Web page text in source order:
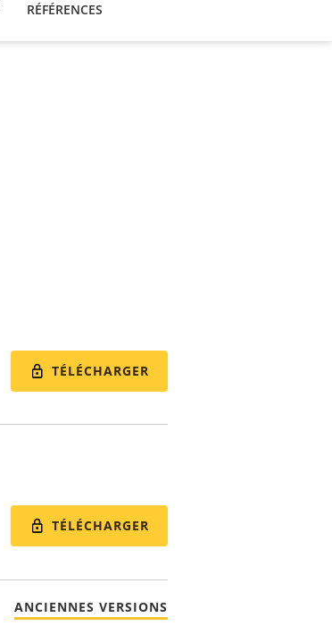
RÉFÉRENCES
TÉLÉCHARGER
TÉLÉCHARGER
ANCIENNES VERSIONS